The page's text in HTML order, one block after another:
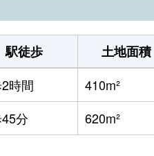
駅徒歩 土地面積
時間 410m²
分 620m²